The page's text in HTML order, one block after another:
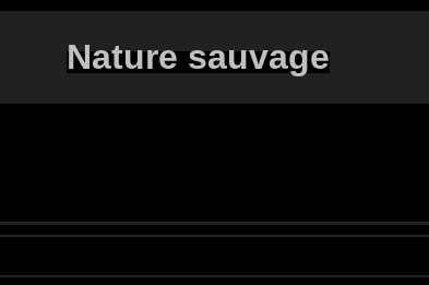
Nature sauvage